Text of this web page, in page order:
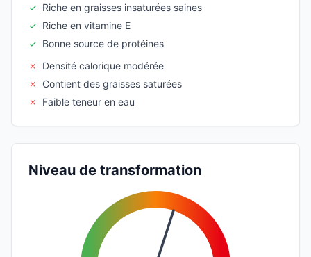
✓ Riche en graisses insaturées saines
✓ Riche en vitamine E
✓ Bonne source de protéines
✗
Densité calorique modérée
✗
Contient des graisses saturées
✗
Faible teneur en eau
Niveau de transformation